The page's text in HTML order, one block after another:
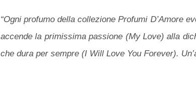
“Ogni profumo della collezione Profumi D’Amore
accende la primissima passione (My Love) alla
che dura per sempre (I Will Love You Forever).